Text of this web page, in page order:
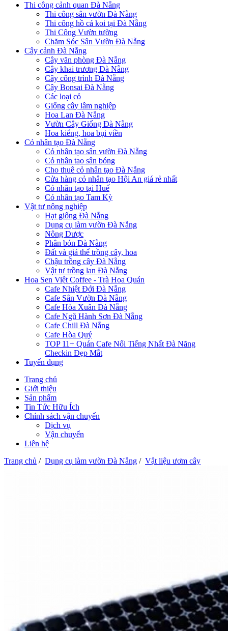
Thi công cảnh quan Đà Nẵng
Thi công sân vườn Đà Nẵng
Thi công hồ cá koi tại Đà Nẵng
Thi Công Vườn tường
Chăm Sóc Sân Vườn Đà Nẵng
Cây cảnh Đà Nẵng
Cây văn phòng Đà Nẵng
Cây khai trương Đà Nẵng
Cây công trình Đà Nẵng
Cây Bonsai Đà Nẵng
Các loại cỏ
Giống cây lâm nghiệp
Hoa Lan Đà Nẵng
Vườn Cây Giống Đà Nẵng
Hoa kiểng, hoa bụi viền
Cỏ nhân tạo Đà Nẵng
Cỏ nhân tạo sân vườn Đà Nẵng
Cỏ nhân tạo sân bóng
Cho thuê cỏ nhân tạo Đà Nẵng
Cửa hàng cỏ nhân tạo Hội An giá rẻ nhất
Cỏ nhân tạo tại Huế
Cỏ nhân tạo Tam Kỳ
Vật tư nông nghiệp
Hạt giống Đà Nẵng
Dụng cụ làm vườn Đà Nẵng
Nông Dược
Phân bón Đà Nẵng
Đất và giá thể trồng cây, hoa
Chậu trồng cây Đà Nẵng
Vật tư trồng lan Đà Nẵng
Hoa Sen Việt Coffee - Trà Hoa Quán
Cafe Nhiệt Đới Đà Nẵng
Cafe Sân Vườn Đà Nẵng
Cafe Hòa Xuân Đà Nẵng
Cafe Ngũ Hành Sơn Đà Nẵng
Cafe Chill Đà Nẵng
Cafe Hòa Quý
TOP 11+ Quán Cafe Nổi Tiếng Nhất Đà Năng
Checkin Đẹp Mắt
Tuyển dụng
Trang chủ
Giới thiệu
Sản phẩm
Tin Tức Hữu Ích
Chính sách vận chuyển
Dịch vụ
Vận chuyển
Liên hệ
Trang chủ / Dụng cụ làm vườn Đà Nẵng / Vật liệu ươm cây